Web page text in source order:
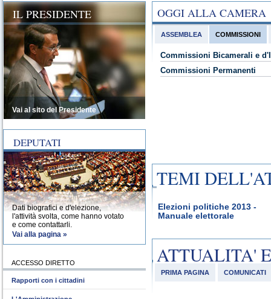
OGGI ALLA CAMERA
ASSEMBLEA COMMISSIONI
Commissioni Bicamerali e
Commissioni Permanenti
TEMI
Elezioni politiche 2013 -
Manuale elettorale
ATTUALITA'
PRIMA PAGINA COMUNICATI
IL PRESIDENTE
Vai al sito del Presidente
DEPUTATI
Dati biografici e d'elezione,
l'attività svolta, come hanno votato
e come contattarli.
Vai alla pagina »
ACCESSO DIRETTO
Rapporti con i cittadini